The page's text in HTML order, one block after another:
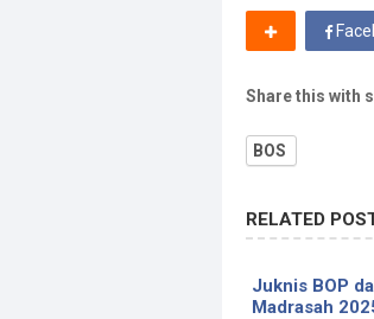
Share this with
BOS
RELATED
Juknis BOP
Madrasah